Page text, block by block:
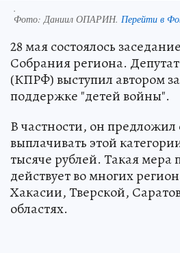
.
Фото:Даниил ОПАРИН. Перейти в
28 мая состоялось
Собрания региона.
(КПРФ) выступил автором
поддержке "детей войны".
В частности, он
выплачивать этой
тысяче рублей. Такая
действует во многих
Хакасии, Тверской,
областях.